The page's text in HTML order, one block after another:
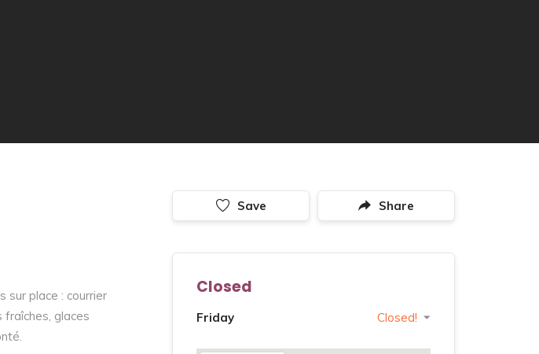
sur place : courrier
glaces
Save Share
Closed
Friday Closed!